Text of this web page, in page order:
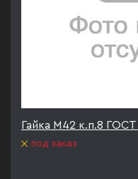
Гайка М42 к.п.8
под заказ